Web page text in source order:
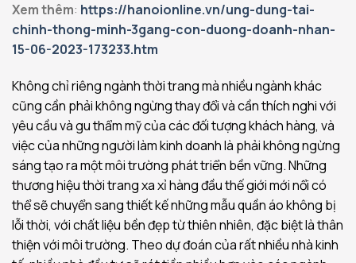
Xem thêm: https://hanoionline.vn/ung-dung-tai-
chinh-thong-minh-3gang-con-duong-doanh-nhan-
15-06-2023-173233.htm
Không chỉ riêng ngành thời trang mà nhiều ngành khác
cũng cần phải không ngừng thay đổi và cần thích nghi với
yêu cầu và gu thẩm mỹ của các đối tượng khách hàng, và
việc của những người làm kinh doanh là phải không ngừng
sáng tạo ra một môi trường phát triển bền vững. Những
thương hiệu thời trang xa xỉ hàng đầu thế giới mới nổi có
thể sẽ chuyển sang thiết kế những mẫu quần áo không bị
lỗi thời, với chất liệu bền đẹp từ thiên nhiên, đặc biệt là thân
thiện với môi trường. Theo dự đoán của rất nhiều nhà kinh